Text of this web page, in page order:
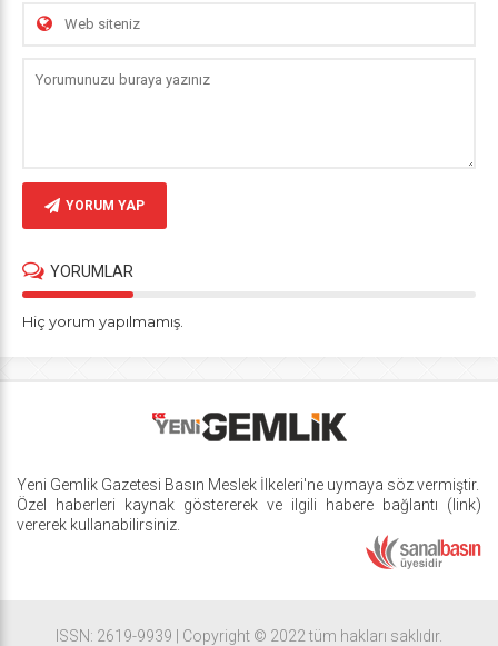
YORUM YAP
YORUMLAR
Hiç yorum yapılmamış.
Yeni Gemlik Gazetesi Basın Meslek İlkeleri'ne uymaya söz vermiştir.
Özel haberleri kaynak göstererek ve ilgili habere bağlantı (link)
vererek kullanabilirsiniz.
ISSN: 2619-9939 | Copyright © 2022 tüm hakları saklıdır.